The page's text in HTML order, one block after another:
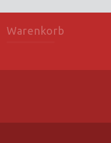
Warenkorb